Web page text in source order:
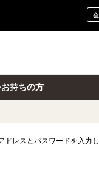
持ちの方
ドレスとパスワードを入力し